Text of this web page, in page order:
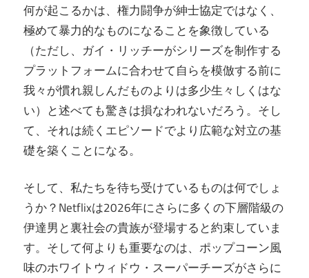
何が起こるかは、権力闘争が紳士協定ではなく、
極めて暴力的なものになることを象徴している
（ただし、ガイ・リッチーがシリーズを制作する
プラットフォームに合わせて自らを模倣する前に
我々が慣れ親しんだものよりは多少生々しくはな
い）と述べても驚きは損なわれないだろう。そし
て、それは続くエピソードでより広範な対立の基
礎を築くことになる。
そして、私たちを待ち受けているものは何でしょ
うか？Netflixは2026年にさらに多くの下層階級の
伊達男と裏社会の貴族が登場すると約束していま
す。そして何よりも重要なのは、ポップコーン風
味のホワイトウィドウ・スーパーチーズがさらに